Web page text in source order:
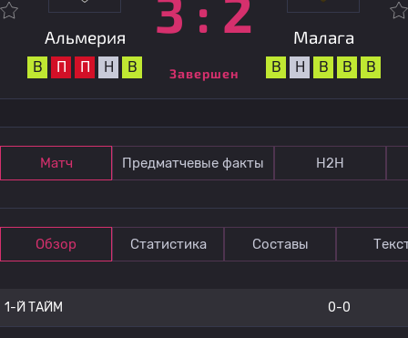
Альмерия
В П П Н В Завершен
Малага
В Н В В В
Матч Предматчевые факты Н2Н
Обзор Статистика Составы
1-Й ТАЙМ 0-0